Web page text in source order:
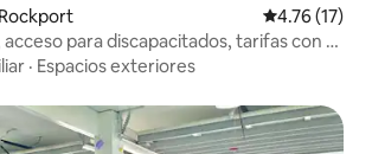
Calificación
4.76 (17)
acceso para discapacitados, tarifas con 9
· Espacios exteriores